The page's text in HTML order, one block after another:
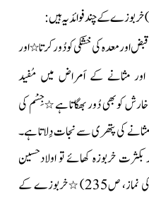
خربوزے کے چند فوائد یہہیں:
قبض اور معدہ کی خشکی کو دُور کرتا٭اور
مثانے کے اَمراض میں مُفید
کو بھی دُور بھگاتا ہے٭جِسْم کی
مثانے کی پتھری سے نجات دِلاتا ہے۔
خربوزہ کھائے تو اولادحسین
ص235) ٭خربوزےکے